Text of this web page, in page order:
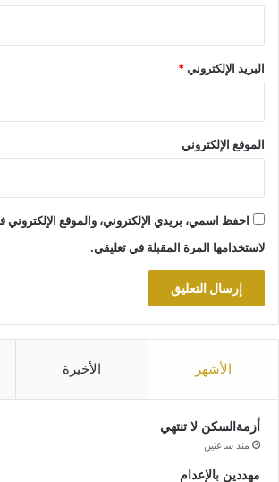
البريد الإلكتروني*
الموقع الإلكتروني
احفظ اسمي، بريدي الإلكتروني، والموقع
لاستخدامها المرة المقبلة في تعليقي.
الأشهر الأخيرة
أزمةالسكن لا تنتهي
منذ ساعتين
مهددين بالإعدام